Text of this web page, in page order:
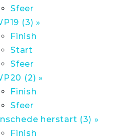
Sfeer
(3) »
Finish
Start
Sfeer
(2) »
Finish
Sfeer
herstart (3) »
Finish